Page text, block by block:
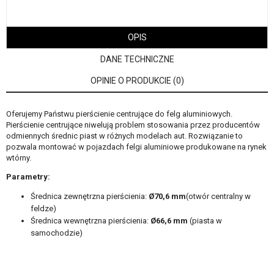
OPIS
DANE TECHNICZNE
OPINIE O PRODUKCIE (0)
Oferujemy Państwu pierścienie centrujące do felg aluminiowych.
Pierścienie centrujące niwelują problem stosowania przez producentów
odmiennych średnic piast w różnych modelach aut. Rozwiązanie to
pozwala montować w pojazdach felgi aluminiowe produkowane na rynek
wtórny.
Parametry:
Średnica zewnętrzna pierścienia: Ø70,6 mm(otwór centralny w
feldze)
Średnica wewnętrzna pierścienia: Ø66,6 mm (piasta w
samochodzie)